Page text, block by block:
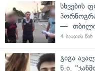
სხვების
—
4 საათის წინ
გიგა
ნ.ი.